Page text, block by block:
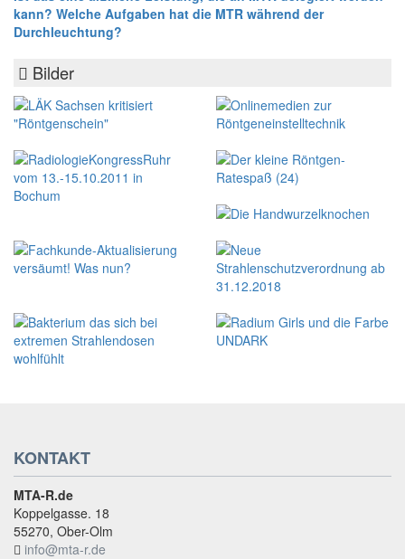
kann? Welche Aufgaben hat die MTR während der
Durchleuchtung?
Bilder
KONTAKT
MTA-R.de
Koppelgasse. 18
55270, Ober-Olm
info@mta-r.de